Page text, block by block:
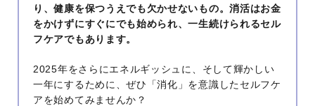
り、健康を保つうえでも欠かせないもの。消活はお金
をかけずにすぐにでも始められ、一生続けられるセル
フケアでもあります。
2025年をさらにエネルギッシュに、そして輝かしい
一年にするために、ぜひ「消化」を意識したセルフケ
アを始めてみませんか？